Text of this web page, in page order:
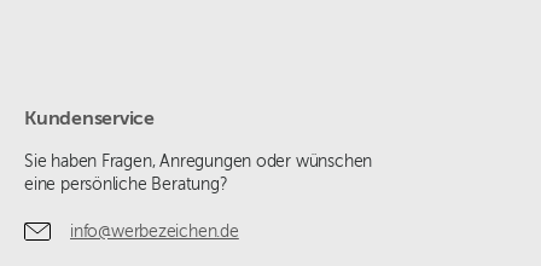
Kundenservice
Sie haben Fragen, Anregungen oder wünschen
eine persönliche Beratung?
info@werbezeichen.de